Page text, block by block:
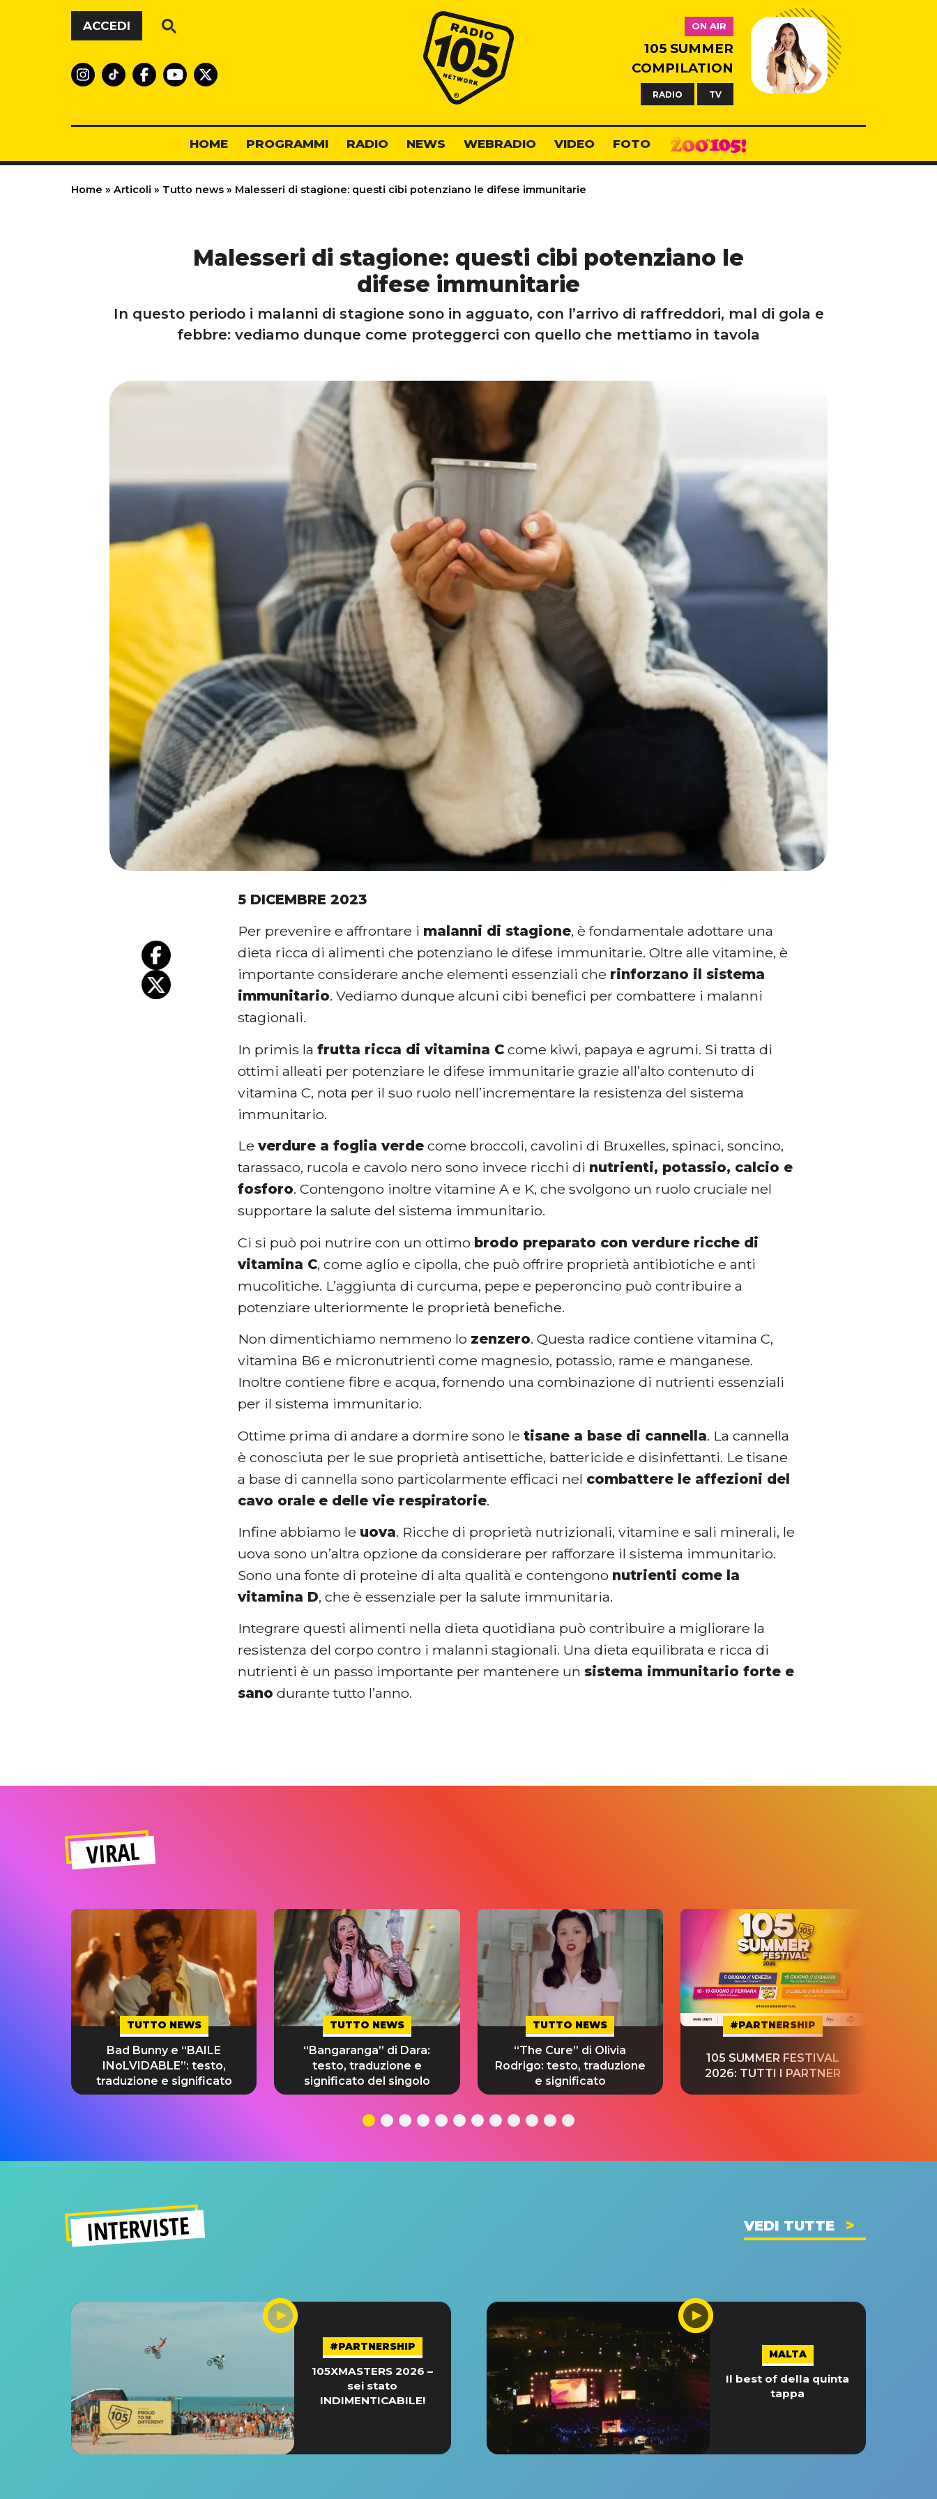
Vai al contenuto
ACCEDI
Radio 105
ON AIR
105 SUMMER
COMPILATION
RADIO TV
HOME PROGRAMMI RADIO NEWS WEBRADIO VIDEO FOTO
Home » Articoli » Tutto news » Malesseri di stagione: questi cibi potenziano le difese immunitarie
Malesseri di stagione: questi cibi potenziano le
difese immunitarie
In questo periodo i malanni di stagione sono in agguato, con l’arrivo di raffreddori, mal di gola e
febbre: vediamo dunque come proteggerci con quello che mettiamo in tavola
5 DICEMBRE 2023
Per prevenire e affrontare i malanni di stagione, è fondamentale adottare una
dieta ricca di alimenti che potenziano le difese immunitarie. Oltre alle vitamine, è
importante considerare anche elementi essenziali che rinforzano il sistema
immunitario. Vediamo dunque alcuni cibi benefici per combattere i malanni
stagionali.
In primis lafrutta ricca di vitamina C come kiwi, papaya e agrumi. Si tratta di
ottimi alleati per potenziare le difese immunitarie grazie all’alto contenuto di
vitamina C, nota per il suo ruolo nell’incrementare la resistenza del sistema
immunitario.
Leverdure a foglia verde come broccoli, cavolini di Bruxelles, spinaci, soncino,
tarassaco, rucola e cavolo nero sono invece ricchi di nutrienti, potassio, calcio e
fosforo. Contengono inoltre vitamine A e K, che svolgono un ruolo cruciale nel
supportare la salute del sistema immunitario.
Ci si può poi nutrire con un ottimo brodo preparato con verdure ricche di
vitamina C, come aglio e cipolla, che può offrire proprietà antibiotiche e anti
mucolitiche. L’aggiunta di curcuma, pepe e peperoncino può contribuire a
potenziare ulteriormente le proprietà benefiche.
Non dimentichiamo nemmeno lo zenzero. Questa radice contiene vitamina C,
vitamina B6 e micronutrienti come magnesio, potassio, rame e manganese.
Inoltre contiene fibre e acqua, fornendo una combinazione di nutrienti essenziali
per il sistema immunitario.
Ottime prima di andare a dormire sono letisane a base di cannella. La cannella
è conosciuta per le sue proprietà antisettiche, battericide e disinfettanti. Le tisane
a base di cannella sono particolarmente efficaci nel combattere le affezioni del
cavo orale e delle vie respiratorie.
Infine abbiamo le uova. Ricche di proprietà nutrizionali, vitamine e sali minerali, le
uova sono un’altra opzione da considerare per rafforzare il sistema immunitario.
Sono una fonte di proteine di alta qualità e contengono nutrienti come la
vitamina D, che è essenziale per la salute immunitaria.
Integrare questi alimenti nella dieta quotidiana può contribuire a migliorare la
resistenza del corpo contro i malanni stagionali. Una dieta equilibrata e ricca di
nutrienti è un passo importante per mantenere un sistema immunitario forte e
sano durante tutto l’anno.
VIRAL
TUTTO NEWS
Bad Bunny e “BAILE
INoLVIDABLE”: testo,
traduzione e significato
TUTTO NEWS
“Bangaranga” di Dara:
testo, traduzione e
significato del singolo
TUTTO NEWS
“The Cure” di Olivia
Rodrigo: testo, traduzione
e significato
#PARTNERSHIP
105 SUMMER FESTIVAL
2026: TUTTI I PARTNER
INTERVISTE VEDI TUTTE
#PARTNERSHIP
105XMASTERS 2026 –
sei stato
INDIMENTICABILE!
MALTA
Il best of della quinta
tappa